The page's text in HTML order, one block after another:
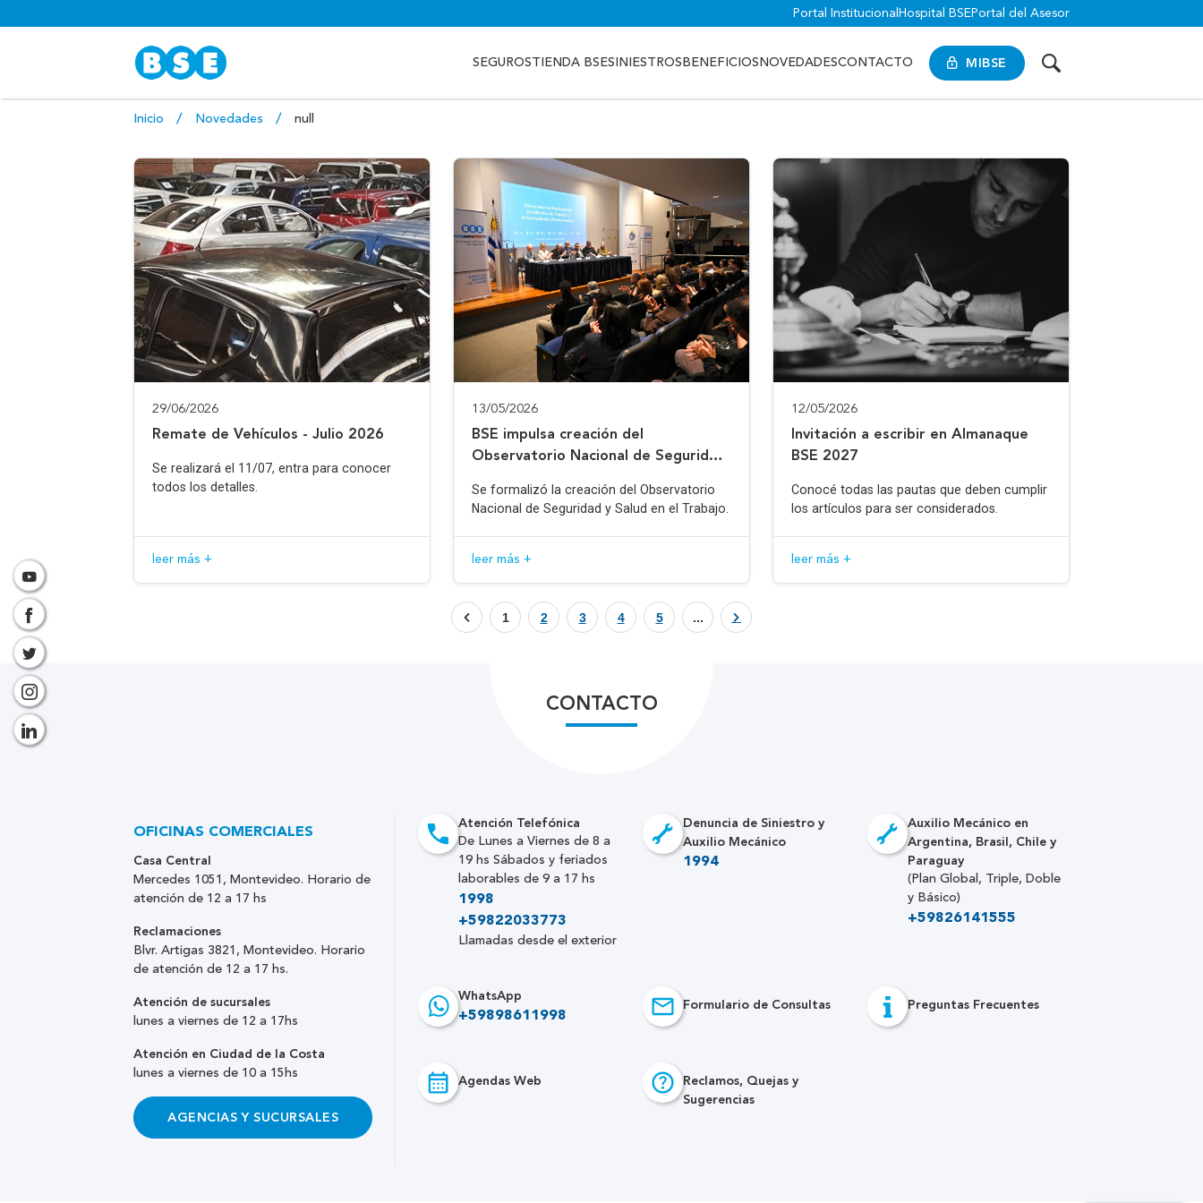
Portal Institucional Hospital BSE Portal del Asesor
MIBSE
SEGUROSTIENDA BSESINIESTROS BENEFICIOS NOVEDADESCONTACTO
Inicio Novedades null
29/06/2026
Remate de Vehículos - Julio 2026
Se realizará el 11/07, entra para conocer
todos los detalles.
leer más +
13/05/2026
BSE impulsa creación del
Observatorio Nacional de Seguridad
Se formalizó la creación del Observatorio
Nacional de Seguridad y Salud en el Trabajo.
leer más +
12/05/2026
Invitación a escribir en Almanaque
BSE 2027
Conocé todas las pautas que deben cumplir
los artículos para ser considerados.
leer más +
1 2 3 4 5 ...
CONTACTO
Atención Telefónica
De Lunes a Viernes de 8 a
19 hs Sábados y feriados
laborables de 9 a 17 hs
1998
+59822033773
Llamadas desde el exterior
Denuncia de Siniestro y
Auxilio Mecánico
1994
Auxilio Mecánico en
Argentina, Brasil, Chile y
Paraguay
(Plan Global, Triple, Doble
y Básico)
+59826141555
WhatsApp
+59898611998
Formulario de Consultas Preguntas Frecuentes
Agendas Web
Reclamos, Quejas y
Sugerencias
OFICINAS COMERCIALES
Casa Central
Mercedes 1051, Montevideo. Horario de
atención de 12 a 17 hs
Reclamaciones
Blvr. Artigas 3821, Montevideo. Horario
de atención de 12 a 17 hs.
Atención de sucursales
lunes a viernes de 12 a 17hs
Atención en Ciudad de la Costa
lunes a viernes de 10 a 15hs
AGENCIAS Y SUCURSALES